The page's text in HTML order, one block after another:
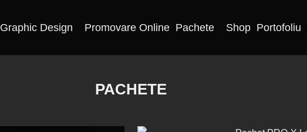
Graphic Design Promovare Online Pachete Shop Portofoliu
PACHETE